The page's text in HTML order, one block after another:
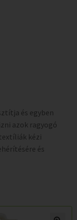
és egyben
azok ragyogó
kézi
és